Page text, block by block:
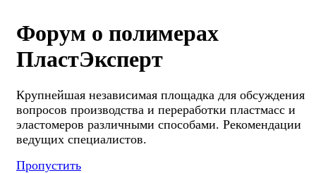
Форум о полимерах
ПластЭксперт
Крупнейшая независимая площадка для обсуждения
вопросов производства и переработки пластмасс и
эластомеров различными способами. Рекомендации
ведущих специалистов.
Пропустить